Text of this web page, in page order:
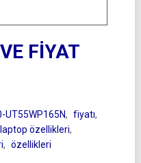
FİYAT
UT55WP165N, fiyatı,
laptop özellikleri,
, özellikleri